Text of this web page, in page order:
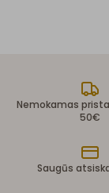
Nemokamas
50€
Saugūs